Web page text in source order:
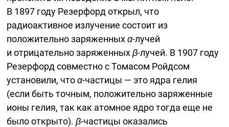
В 1897 году Резерфорд открыл, что
радиоактивное излучение состоит из
положительно заряженныхα-лучей
и отрицательно заряженныхβ-лучей. В 1907 году
Резерфорд совместно с Томасом Ройдсом
установили, чтоα-частицы — это ядра гелия
(если быть точным, положительно заряженные
ионы гелия, так как атомное ядро тогда еще не
было открыто).β-частицы оказались